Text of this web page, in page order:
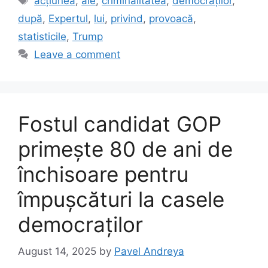
după, Expertul, lui, privind, provoacă,
statisticile, Trump
Leave a comment
Fostul candidat GOP
primește 80 de ani de
închisoare pentru
împușcături la casele
democraților
August 14, 2025 by Pavel Andreya